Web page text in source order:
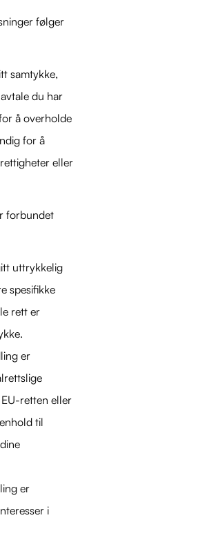
følger
samtykke,
du har
å overholde
for å
eller
forbundet
uttrykkelig
spesifikke
rett er
er
retten eller
til
er
i